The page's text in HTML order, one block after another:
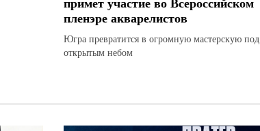
пленэре акварелистов
Югра превратится в огромную мастерскую под
открытым небом